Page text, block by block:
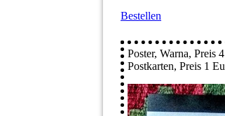
Bestellen
Poster, Warna, Preis
Postkarten, Preis 1